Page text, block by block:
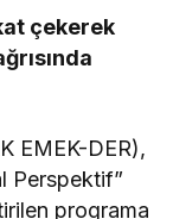
çekerek
EMEK-DER),
Perspektif”
programa